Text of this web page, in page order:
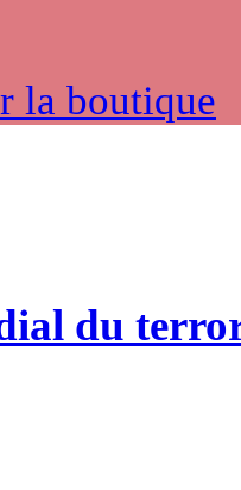
la boutique
du